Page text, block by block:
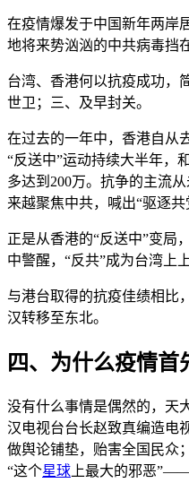
在疫情爆发于中国新年两岸
地将来势汹汹的中共病毒挡
台湾、香港何以抗疫成功，
世卫；三、及早封关。
在过去的一年中，香港自从
“反送中”运动持续大半年，
多达到200万。抗争的主流
来越聚焦中共，喊出“驱逐共
正是从香港的“反送中”变局
中警醒，“反共”成为台湾上
与港台取得的抗疫佳绩相比
汉转移至东北。
四、为什么疫情首
没有什么事情是偶然的，天
汉电视台台长赵致真编造电
做舆论铺垫，贻害全国民众
“这个星球 上最大的邪恶